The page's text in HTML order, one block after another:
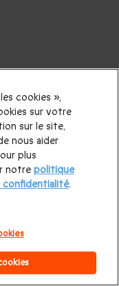
cookies »,
sur votre
sur le site,
nous aider
plus
notre politique
.